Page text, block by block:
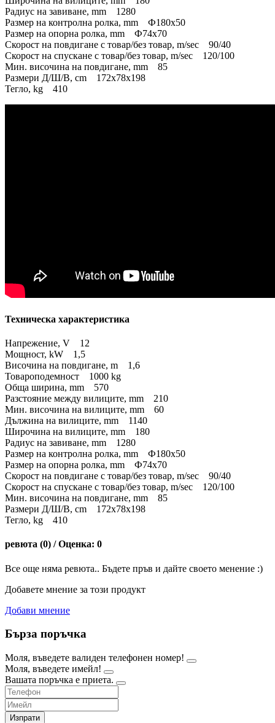
Радиус на завиване, mm 1280
Размер на контролна ролка, mm Ф180x50
Размер на опорна ролка, mm Ф74x70
Скорост на повдигане с товар/без товар, m/sec 90/40
Скорост на спускане с товар/без товар, m/sec 120/100
Мин. височина на повдигане, mm 85
Размери Д/Ш/В, cm 172x78x198
Тегло, kg 410
Техническа характеристика
Напрежение, V 12
Мощност, kW 1,5
Височина на повдигане, m 1,6
Товароподемност 1000 kg
Обща ширина, mm 570
Разстояние между вилиците, mm 210
Мин. височина на вилиците, mm 60
Дължина на вилиците, mm 1140
Широчина на вилиците, mm 180
Радиус на завиване, mm 1280
Размер на контролна ролка, mm Ф180x50
Размер на опорна ролка, mm Ф74x70
Скорост на повдигане с товар/без товар, m/sec 90/40
Скорост на спускане с товар/без товар, m/sec 120/100
Мин. височина на повдигане, mm 85
Размери Д/Ш/В, cm 172x78x198
Тегло, kg 410
ревюта (0) / Оценка: 0
Все още няма ревюта.. Бъдете пръв и дайте своето менение :)
Добавете мнение за този продукт
Добави мнение
Бърза поръчка
Моля, въведете валиден телефонен номер!
Моля, въведете имейл!
Вашата поръчка е приета.
Изпрати